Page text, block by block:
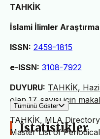
TAHKİK
İslami İlimler
ISSN: 2459-1815
e-ISSN: 3108-7922
DUYURU: TAHKİK,
olan 17. sayısı için
TAHKİK, MLA
Master List of
Tümünü Göster
İstatistikler